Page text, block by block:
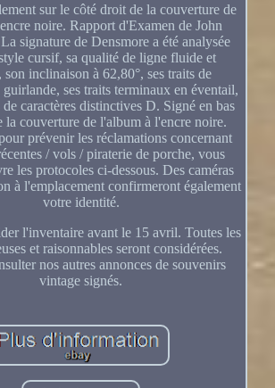
sur le côté droit de la couverture de
noire. Rapport d'Examen de John
signature de Densmore a été analysée
cursif, sa qualité de ligne fluide et
son inclinaison à 62,80°, ses traits de
ses traits terminaux en éventail,
de caractères distinctives D. Signé en bas
la couverture de l'album à l'encre noire.
prévenir les réclamations concernant
/ vols / piraterie de porche, vous
les protocoles ci-dessous. Des caméras
à l'emplacement confirmeront également
votre identité.
l'inventaire avant le 15 avril. Toutes les
et raisonnables seront considérées.
nos autres annonces de souvenirs
vintage signés.